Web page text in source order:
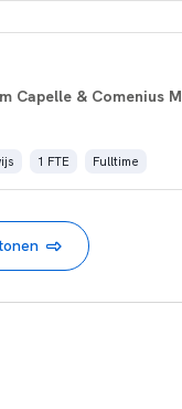
Capelle & Comenius
1 FTE Fulltime